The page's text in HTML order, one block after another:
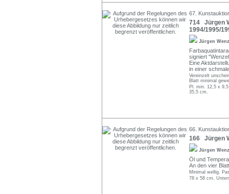
67.
714 Jürgen
1994/1995/
Jürgen
signiert
Eine
in einer
Vereinzelt
Blatt minimal
Pl. min. 12,5 x
35,5 cm.
66.
166 Jürgen
Jürgen
Öl und
An den vier
Minimal wellig.
78 x 58 cm,